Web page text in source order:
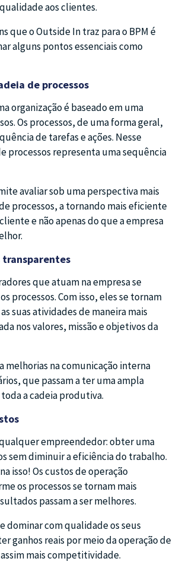
aos clientes.
que o Outside In traz para o BPM é
alguns pontos essenciais como
de processos
organização é baseado em uma
Os processos, de uma forma geral,
de tarefas e ações. Nesse
processos representa uma sequência
avaliar sob uma perspectiva mais
processos, a tornando mais eficiente
e não apenas do que a empresa
transparentes
que atuam na empresa se
processos. Com isso, eles se tornam
suas atividades de maneira mais
nos valores, missão e objetivos da
melhorias na comunicação interna
que passam a ter uma ampla
a cadeia produtiva.
qualquer empreendedor: obter uma
sem diminuir a eficiência do trabalho.
isso! Os custos de operação
os processos se tornam mais
passam a ser melhores.
dominar com qualidade os seus
ganhos reais por meio da operação de
mais competitividade.